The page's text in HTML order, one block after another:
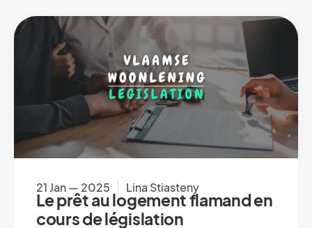
21 Jan — 2025 Lina Stiasteny
Le prêt au logement flamand en
cours de législation